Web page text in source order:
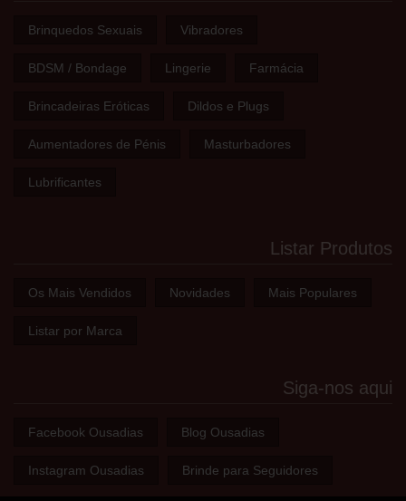
Brinquedos Sexuais Vibradores
BDSM / Bondage Lingerie Farmácia
Brincadeiras Eróticas Dildos e Plugs
Aumentadores de Pénis Masturbadores
Lubrificantes
Listar Produtos
Os Mais Vendidos Novidades Mais Populares
Listar por Marca
Siga-nos aqui
Facebook Ousadias Blog Ousadias
Instagram Ousadias Brinde para Seguidores